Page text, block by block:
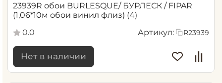
23939R обои BURLESQUE/ БУРЛЕСК / FIPAR
(1,06*10м обои винил флиз) (4)
0.0
Артикул: R23939
Нет в наличии